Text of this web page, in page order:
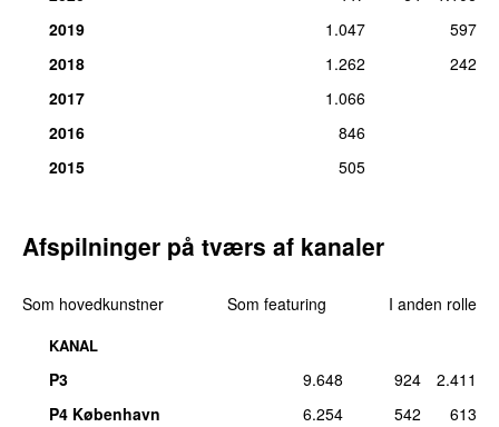
tors 31. mar 2022
Mads Bo Iversen
Phlake
fre 5. jun 2015
276
Komponist, tekst/forfatter, medvirkende (sang):
Iversen
Lidt til Lægterne
Lidt til lægterne (Kå så
fre 11. jun 2021
Komponist, tekst/forfatter:Mads Bo Iversen
fre 31. maj 2024
Komponist, medvirkende (sang):
Mads Bo Iversen
2019
1.047
597
2018
1.262
242
2017
1.066
2016
846
2015
505
Afspilninger på tværs af kanaler
Som hovedkunstner Som featuring I anden rolle
KANAL
P3 9.648 924
2.411
P4 København
6.254 542
613